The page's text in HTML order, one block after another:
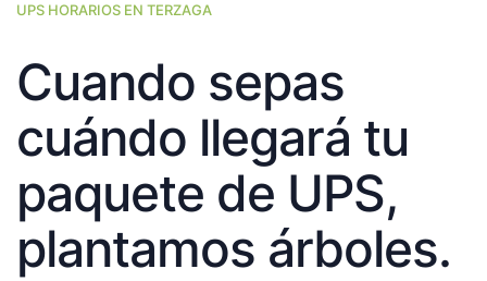
UPS HORARIOS EN TERZAGA
Cuando sepas
cuándo llegará tu
paquete de UPS,
plantamos árboles.